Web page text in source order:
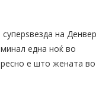
на Денвер
една ноќ во
е што жената во